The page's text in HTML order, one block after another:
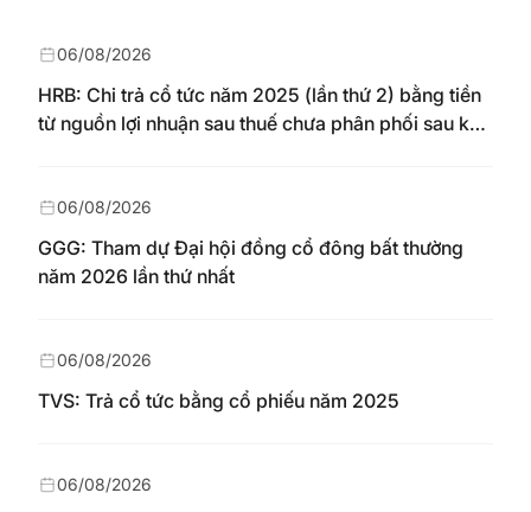
HRB: Chi trả cổ tức năm 2025 (lần thứ 2) bằng tiền
từ nguồn lợi nhuận sau thuế chưa phân phối sau khi
ngày 04/08/2026
06/08/2026
GGG: Tham dự Đại hội đồng cổ đông bất thường
năm 2026 lần thứ nhất
06/08/2026
TVS: Trả cổ tức bằng cổ phiếu năm 2025
06/08/2026
06/08/2026